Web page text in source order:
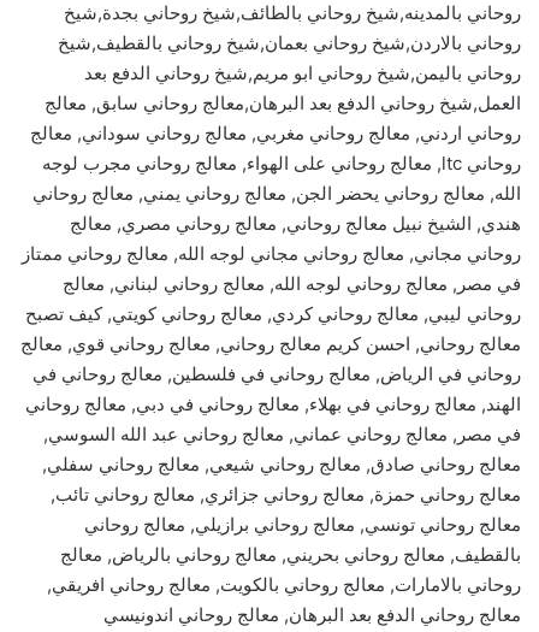
روحاني بالمدينه,شيخ روحاني بالطائف,شيخ روحاني بجدة,شيخ
روحاني بالاردن,شيخ روحاني بعمان,شيخ روحاني بالقطيف,شيخ
روحاني باليمن,شيخ روحاني ابو مريم,شيخ روحاني الدفع بعد
العمل,شيخ روحاني الدفع بعد البرهان,معالج روحاني سابق, معالج
روحاني اردني, معالج روحاني مغربي, معالج روحاني سوداني, معالج
روحاني ltc, معالج روحاني على الهواء, معالج روحاني مجرب لوجه
الله, معالج روحاني يحضر الجن, معالج روحاني يمني, معالج روحاني
هندي, الشيخ نبيل معالج روحاني, معالج روحاني مصري, معالج
روحاني مجاني, معالج روحاني مجاني لوجه الله, معالج روحاني ممتاز
في مصر, معالج روحاني لوجه الله, معالج روحاني لبناني, معالج
روحاني ليبي, معالج روحاني كردي, معالج روحاني كويتي, كيف تصبح
معالج روحاني, احسن كريم معالج روحاني, معالج روحاني قوي, معالج
روحاني في الرياض, معالج روحاني في فلسطين, معالج روحاني في
الهند, معالج روحاني في بهلاء, معالج روحاني في دبي, معالج روحاني
في مصر, معالج روحاني عماني, معالج روحاني عبد الله السوسي,
معالج روحاني صادق, معالج روحاني شيعي, معالج روحاني سفلي,
معالج روحاني حمزة, معالج روحاني جزائري, معالج روحاني تائب,
معالج روحاني تونسي, معالج روحاني برازيلي, معالج روحاني
بالقطيف, معالج روحاني بحريني, معالج روحاني بالرياض, معالج
روحاني بالامارات, معالج روحاني بالكويت, معالج روحاني افريقي,
معالج روحاني الدفع بعد البرهان, معالج روحاني اندونيسي